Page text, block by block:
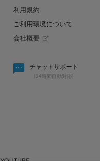
パルのキュン祭り開催決定！！
2026.08.07
利用規約
ご利用環境について
会社概要
チャットサポート
(24時間自動対応)